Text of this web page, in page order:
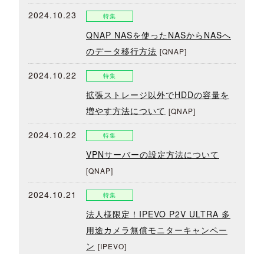
2024.10.23 特集
QNAP NASを使ったNASからNASへ
のデータ移行方法 [QNAP]
2024.10.22 特集
拡張ストレージ以外でHDDの容量を
増やす方法について [QNAP]
2024.10.22 特集
VPNサーバーの設定方法について
[QNAP]
2024.10.21 特集
法人様限定！IPEVO P2V ULTRA 多
用途カメラ無償モニターキャンペー
ン [IPEVO]